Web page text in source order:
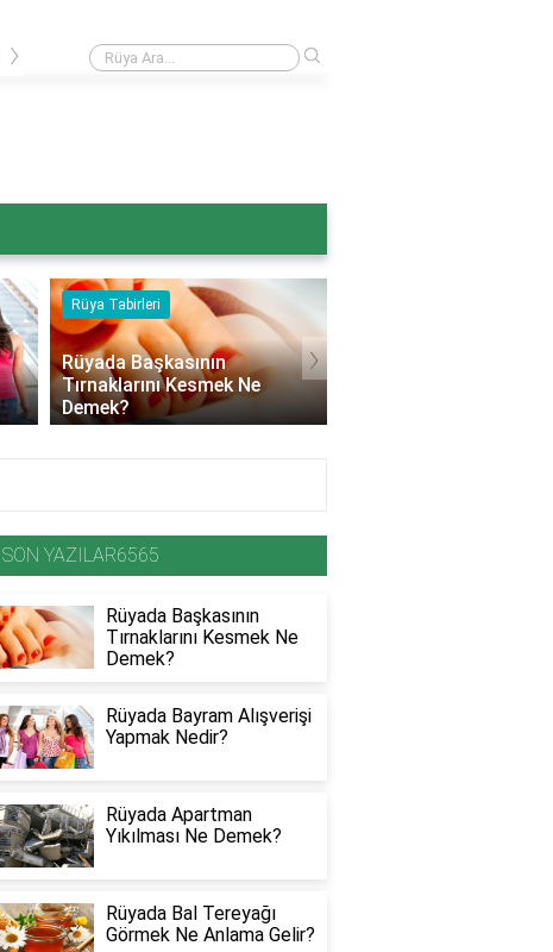
Rüyada ağaçtan armut toplamak ne anlama gelir?
›
Rüya Tabirleri
Rüyada Başkasının
Tırnaklarını Kesmek Ne
Demek?
›
SON YAZILAR6565
Rüyada Başkasının
Tırnaklarını Kesmek Ne
Demek?
Rüyada Bayram Alışverişi
Yapmak Nedir?
Rüyada Apartman
Yıkılması Ne Demek?
Rüyada Bal Tereyağı
Görmek Ne Anlama Gelir?